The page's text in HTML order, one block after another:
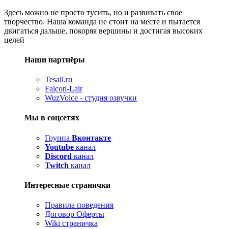
Здесь можно не просто тусить, но и развивать свое
творчество. Наша команда не стоит на месте и пытается
двигаться дальше, покоряя вершины и достигая высоких
целей
Наши партнёры
Tesall.ru
Falcon-Lair
WuzVoice - студия озвучки
Мы в соцсетях
Группа Вконтакте
Youtube канал
Discord канал
Twitch канал
Интересные странички
Правила поведения
Договор Оферты
Wiki страничка